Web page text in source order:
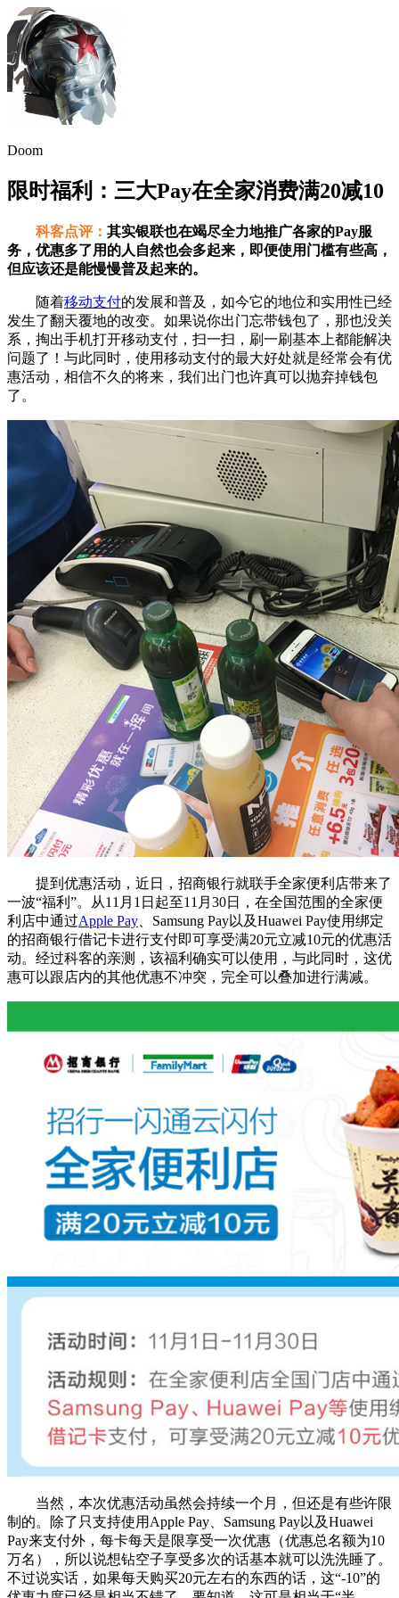
Doom
限时福利：三大Pay在全家消费满20减10
科客点评： 其实银联也在竭尽全力地推广各家的Pay服
务，优惠多了用的人自然也会多起来，即便使用门槛有些高，
但应该还是能慢慢普及起来的。
随着移动支付的发展和普及，如今它的地位和实用性已经
发生了翻天覆地的改变。如果说你出门忘带钱包了，那也没关
系，掏出手机打开移动支付，扫一扫，刷一刷基本上都能解决
问题了！与此同时，使用移动支付的最大好处就是经常会有优
惠活动，相信不久的将来，我们出门也许真可以抛弃掉钱包
了。
提到优惠活动，近日，招商银行就联手全家便利店带来了
一波“福利”。从11月1日起至11月30日，在全国范围的全家便
利店中通过Apple Pay 、Samsung Pay以及Huawei Pay使用绑定
的招商银行借记卡进行支付即可享受满20元立减10元的优惠活
动。经过科客的亲测，该福利确实可以使用，与此同时，这优
惠可以跟店内的其他优惠不冲突，完全可以叠加进行满减。
当然，本次优惠活动虽然会持续一个月，但还是有些许限
制的。除了只支持使用Apple Pay、Samsung Pay以及Huawei
Pay来支付外，每卡每天是限享受一次优惠（优惠总名额为10
万名），所以说想钻空子享受多次的话基本就可以洗洗睡了。
不过说实话，如果每天购买20元左右的东西的话，这“-10”的